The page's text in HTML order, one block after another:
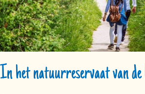
In het natuurreservaat van de